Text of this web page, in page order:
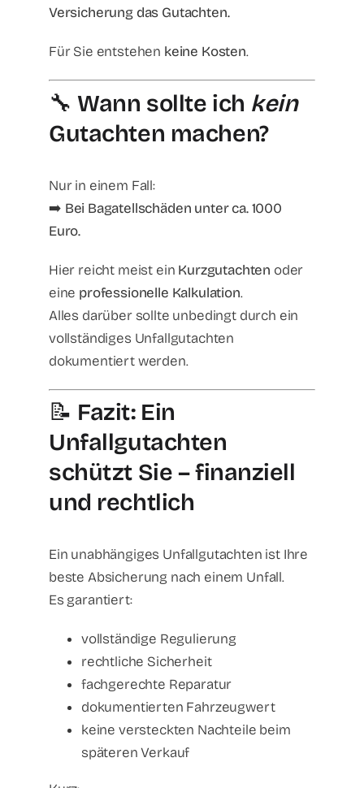
Versicherung das Gutachten.
Für Sie entstehen keine Kosten.
🔧 Wann sollte ich kein
Gutachten machen?
Nur in einem Fall:
➡️ Bei Bagatellschäden unter ca. 1000
Euro.
Hier reicht meist ein Kurzgutachten oder
eine professionelle Kalkulation.
Alles darüber sollte unbedingt durch ein
vollständiges Unfallgutachten
dokumentiert werden.
📝 Fazit: Ein
Unfallgutachten
schützt Sie – finanziell
und rechtlich
Ein unabhängiges Unfallgutachten ist Ihre
beste Absicherung nach einem Unfall.
Es garantiert:
vollständige Regulierung
rechtliche Sicherheit
fachgerechte Reparatur
dokumentierten Fahrzeugwert
keine versteckten Nachteile beim
späteren Verkauf